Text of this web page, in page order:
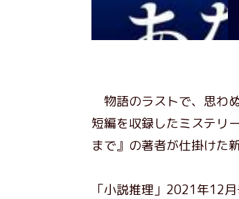
物語のラストで、思わ
短編を収録したミステリ
まで』の著者が仕掛けた
「小説推理」2021年12